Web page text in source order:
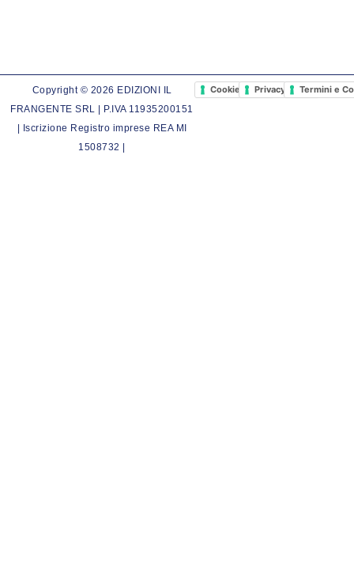
Copyright © 2026 EDIZIONI IL
FRANGENTE SRL | P.IVA 11935200151
| Iscrizione Registro imprese REA MI
1508732 |
Cookie PolicyPrivacy PolicyTermini e